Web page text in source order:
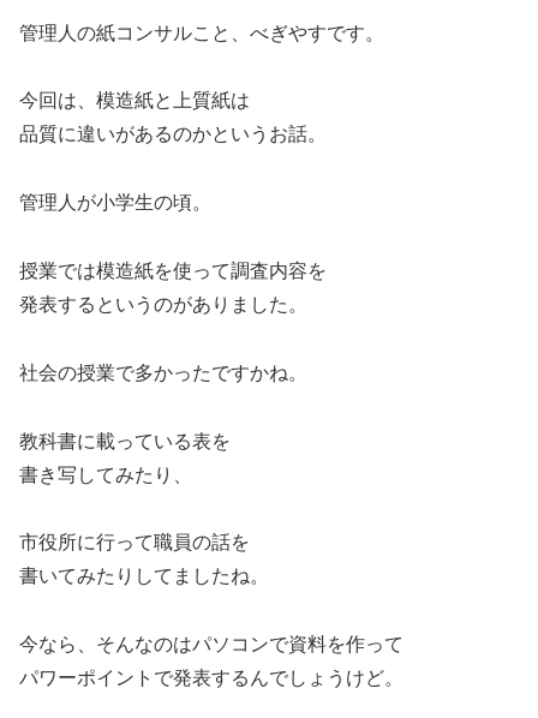
管理人の紙コンサルこと、べぎやすです。
今回は、模造紙と上質紙は
品質に違いがあるのかというお話。
管理人が小学生の頃。
授業では模造紙を使って調査内容を
発表するというのがありました。
社会の授業で多かったですかね。
教科書に載っている表を
書き写してみたり、
市役所に行って職員の話を
書いてみたりしてましたね。
今なら、そんなのはパソコンで資料を作って
パワーポイントで発表するんでしょうけど。